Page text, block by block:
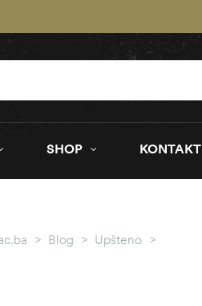
SHOP KONTAKT
> Blog > Upšteno >